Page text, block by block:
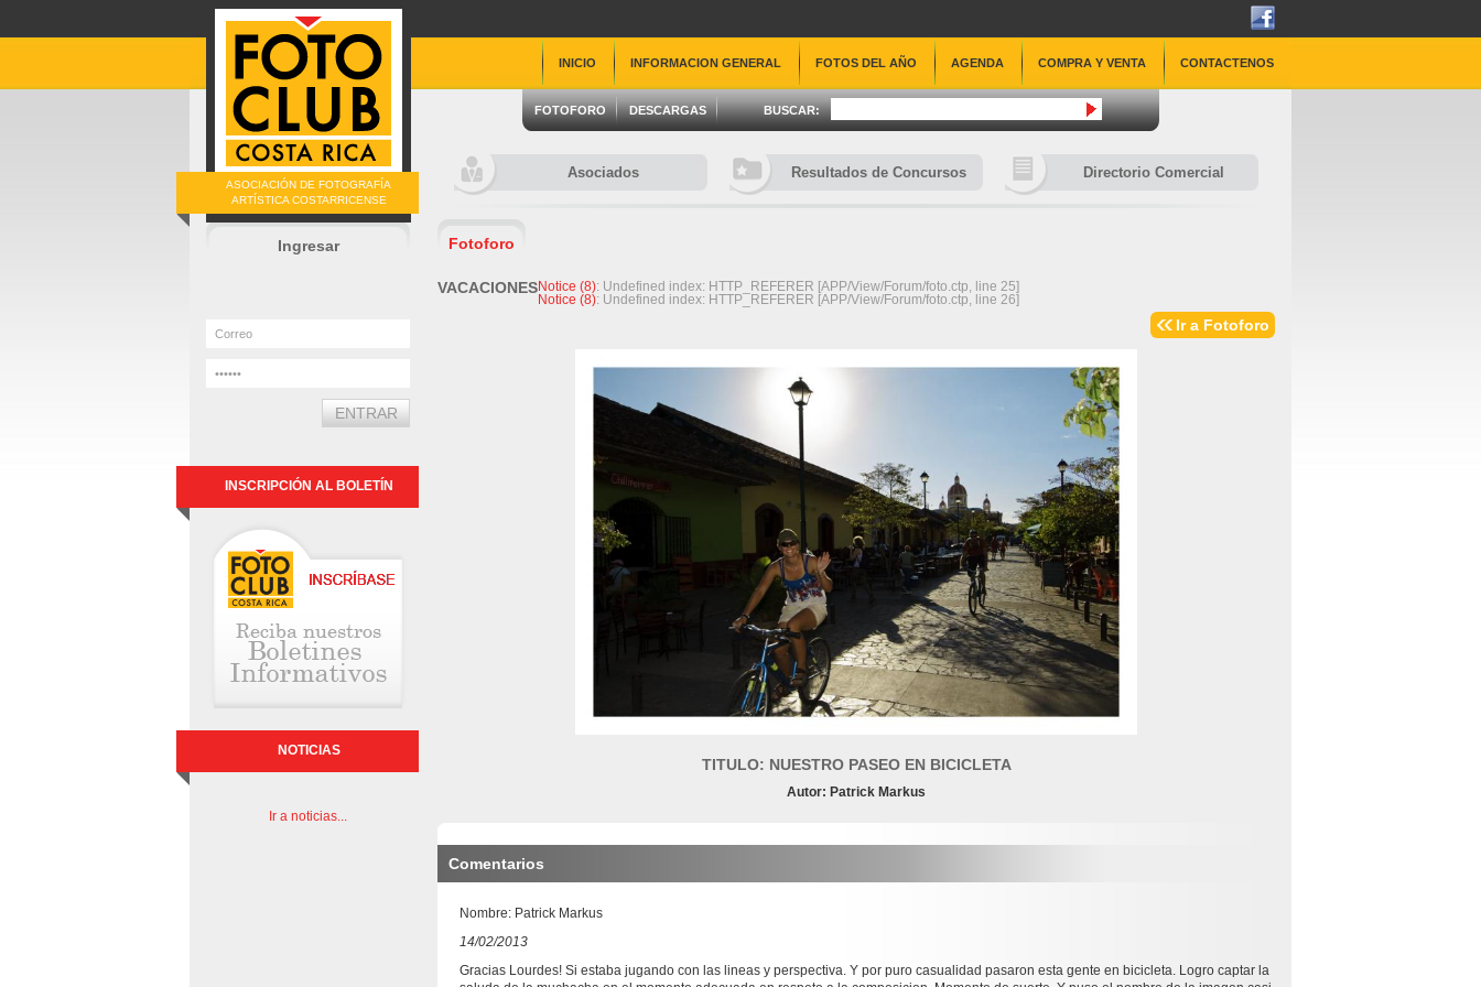
ASOCIACIÓN DE FOTOGRAFÍA
ARTÍSTICA COSTARRICENSE
INICIO INFORMACION GENERAL FOTOS DEL AÑO AGENDA COMPRA Y VENTA CONTACTENOS
FOTOFORO DESCARGAS BUSCAR:
Ingresar
INSCRIPCIÓN AL BOLETÍN
NOTICIAS
Ir a noticias...
Asociados Resultados de Concursos Directorio Comercial
Fotoforo
VACACIONESNotice (8): Undefined index: HTTP_REFERER [APP/View/Forum/foto.ctp, line 25]
Notice (8): Undefined index: HTTP_REFERER [APP/View/Forum/foto.ctp, line 26]
Ir a Fotoforo
TITULO: NUESTRO PASEO EN BICICLETA
Autor: Patrick Markus
Comentarios
Nombre: Patrick Markus
14/02/2013
Gracias Lourdes! Si estaba jugando con las lineas y perspectiva. Y por puro casualidad pasaron esta gente en bicicleta. Logro captar la